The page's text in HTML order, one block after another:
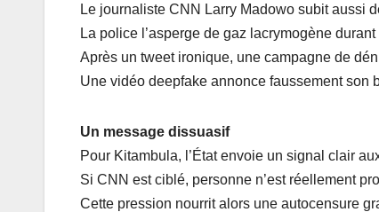
Le journaliste CNN Larry Madowo subit aussi
La police l’asperge de gaz lacrymogène
Après un tweet ironique, une campagne de
Une vidéo deepfake annonce faussement son
Un message dissuasif
Pour Kitambula, l’État envoie un signal clair
Si CNN est ciblé, personne n’est réellement
Cette pression nourrit alors une autocensure